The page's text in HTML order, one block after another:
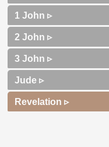
1 John ▹
2 John ▹
3 John ▹
Jude ▹
Revelation ▹